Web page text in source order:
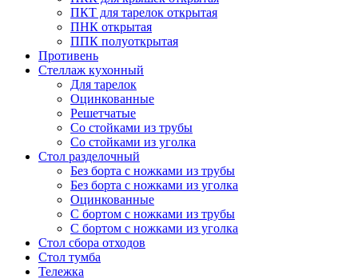
ПКТ для тарелок открытая
ПНК открытая
ППК полуоткрытая
Противень
Стеллаж кухонный
Для тарелок
Оцинкованные
Решетчатые
Со стойками из трубы
Со стойками из уголка
Стол разделочный
Без борта с ножками из трубы
Без борта с ножками из уголка
Оцинкованные
С бортом с ножками из трубы
С бортом с ножками из уголка
Стол сбора отходов
Стол тумба
Тележка